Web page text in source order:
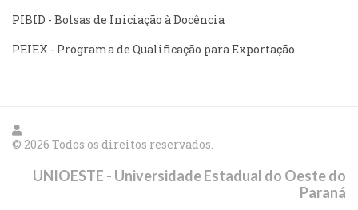
PIBID - Bolsas de Iniciação à Docência
PEIEX - Programa de Qualificação para Exportação
© 2026 Todos os direitos reservados.
UNIOESTE - Universidade Estadual do Oeste do
Paraná